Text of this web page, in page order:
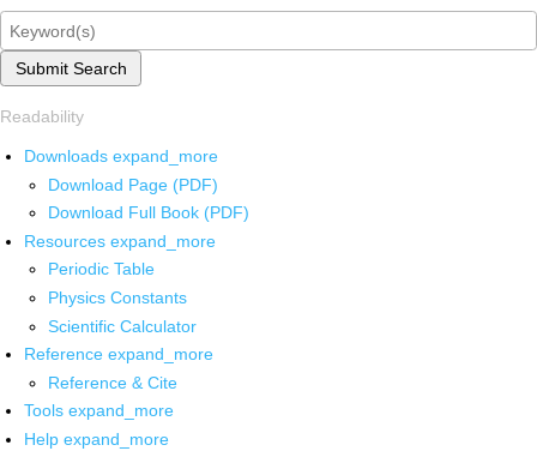
Submit Search
Readability
Downloads expand_more
Download Page (PDF)
Download Full Book (PDF)
Resources expand_more
Periodic Table
Physics Constants
Scientific Calculator
Reference expand_more
Reference & Cite
Tools expand_more
Help expand_more